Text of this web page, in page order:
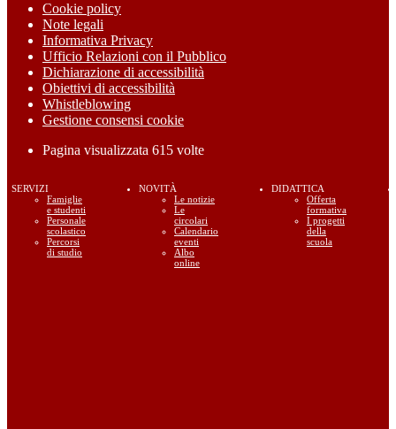
Cookie policy
Note legali
Informativa Privacy
Ufficio Relazioni con il Pubblico
Dichiarazione di accessibilità
Obiettivi di accessibilità
Whistleblowing
Gestione consensi cookie
Pagina visualizzata 615 volte
SERVIZI
Famiglie
e studenti
Personale
scolastico
Percorsi
di studio
NOVITÀ
Le notizie
Le
circolari
Calendario
eventi
Albo
online
DIDATTICA
Offerta
formativa
I progetti
della
scuola